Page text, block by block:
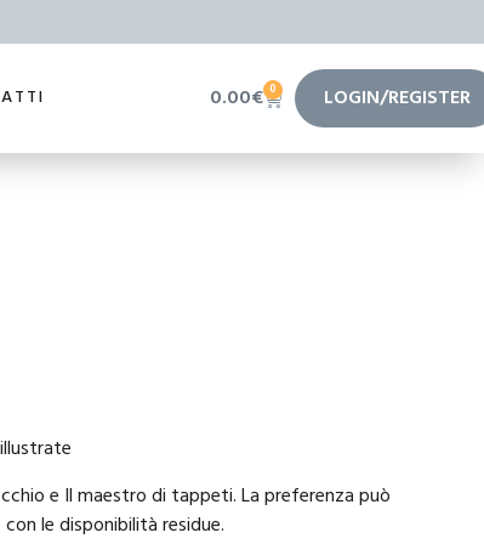
0.00€ 0 LOGIN/REGISTER
e Il maestro di tappeti. La preferenza può
le disponibilità residue.